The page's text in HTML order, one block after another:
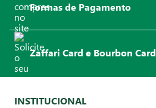
Formas de Pagamento
Zaffari Card e Bourbon Card
INSTITUCIONAL